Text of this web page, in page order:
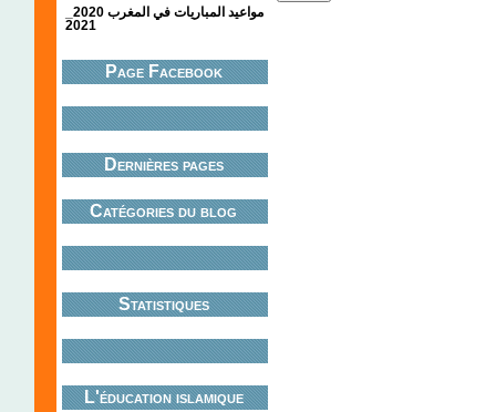
2021
Page Facebook
Dernières pages
Catégories du blog
Statistiques
L'éducation islamique